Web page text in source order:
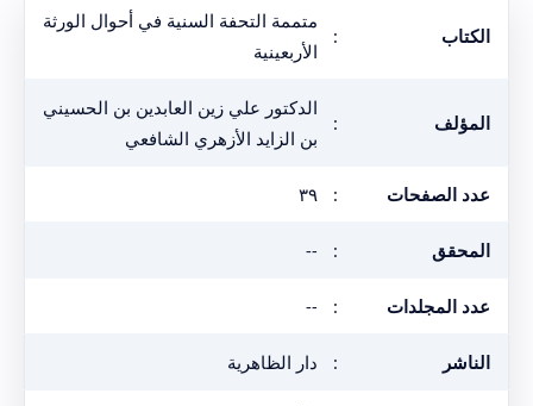
الكتاب :
متممة التحفة السنية في أحوال الورثة
الأربعينية
المؤلف :
الدكتور علي زين العابدين بن الحسيني
بن الزايد الأزهري الشافعي
عدد الصفحات : ٣٩
المحقق :
--
عدد المجلدات :
--
الناشر : دار الظاهرية